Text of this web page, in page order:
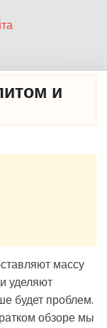
и
массу
уделяют
будет проблем.
обзоре мы